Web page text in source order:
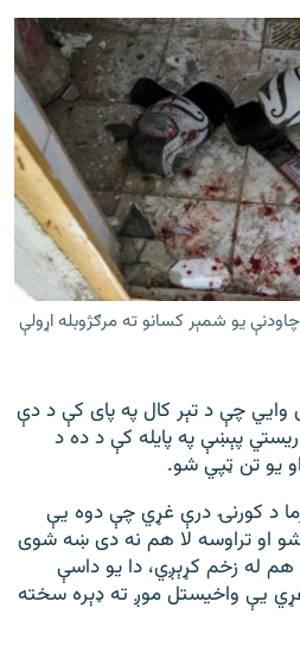
یو شمېر کسانو ته مرګژوبله اړولې
وايي چې د تېر کال په پای کې د دې
پېښې په پايله کې د ده د
يو تن ټپي شو.
د کورنۍ درې غړي چې دوه یې
او تراوسه لا هم نه دی ښه شوی
هم له زخم کړېږي، دا یو داسې
یې واخیستل موږ ته ډېره سخته